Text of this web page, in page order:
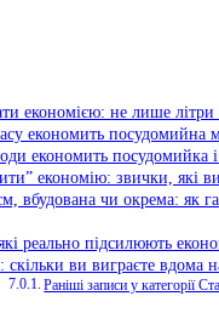
економією: не лише
економить посудомийна
економить посудомийка
економію: звички, які
вбудована чи окрема: як
реально підсилюють
ви виграєте вдома
Раніші записи у категорії